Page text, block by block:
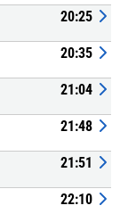
20:25
20:35
21:04
21:48
21:51
22:10